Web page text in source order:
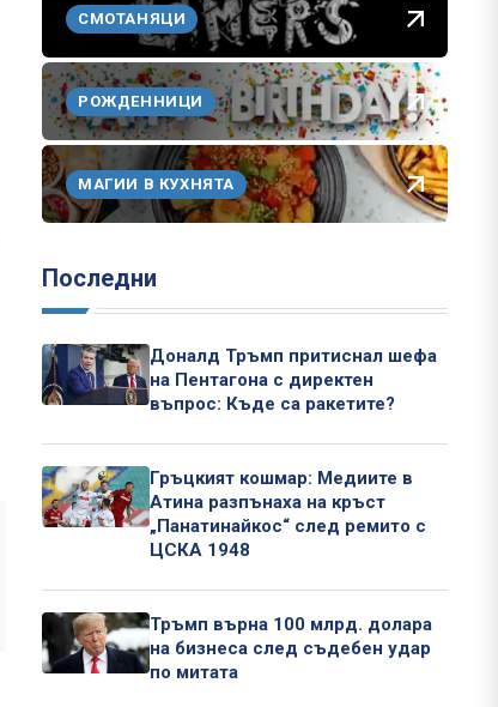
СМОТАНЯЦИ
РОЖДЕННИЦИ
МАГИИ В КУХНЯТА
Последни
Доналд Тръмп притиснал шефа
на Пентагона с директен
въпрос: Къде са ракетите?
Гръцкият кошмар: Медиите в
Атина разпънаха на кръст
„Панатинайкос“ след ремито с
ЦСКА 1948
Тръмп върна 100 млрд. долара
на бизнеса след съдебен удар
по митата